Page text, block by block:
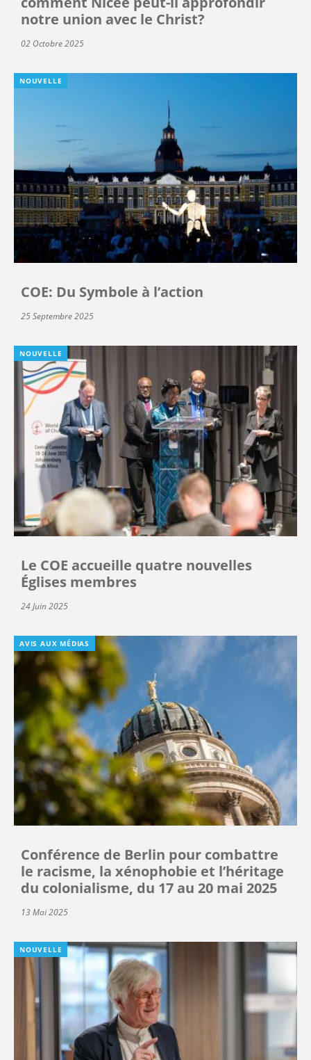
notre union avec le Christ?
02 Octobre 2025
NOUVELLE
COE: Du Symbole à l’action
25 Septembre 2025
NOUVELLE
Le COE accueille quatre nouvelles
Églises membres
24 Juin 2025
AVIS AUX MÉDIAS
Conférence de Berlin pour combattre
le racisme, la xénophobie et l’héritage
du colonialisme, du 17 au 20 mai 2025
13 Mai 2025
NOUVELLE